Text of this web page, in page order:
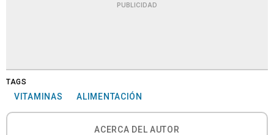
PUBLICIDAD
TAGS
VITAMINAS ALIMENTACIÓN
ACERCA DEL AUTOR